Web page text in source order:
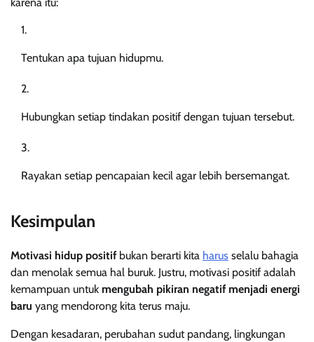
Tentukan apa tujuan hidupmu.
Hubungkan setiap tindakan positif dengan tujuan tersebut.
Rayakan setiap pencapaian kecil agar lebih bersemangat.
Kesimpulan
Motivasi hidup positifbukan berarti kita harus selalu bahagia
dan menolak semua hal buruk. Justru, motivasi positif adalah
kemampuan untuk mengubah pikiran negatif menjadi energi
baru yang mendorong kita terus maju.
Dengan kesadaran, perubahan sudut pandang, lingkungan